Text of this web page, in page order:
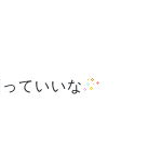
ていいな